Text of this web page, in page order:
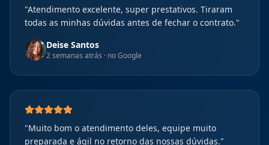
"Atendimento excelente, super prestativos. Tiraram
todas as minhas dúvidas antes de fechar o contrato."
Deise Santos
2 semanas atrás · no Google
"Muito bom o atendimento deles, equipe muito
preparada e ágil no retorno das nossas dúvidas."